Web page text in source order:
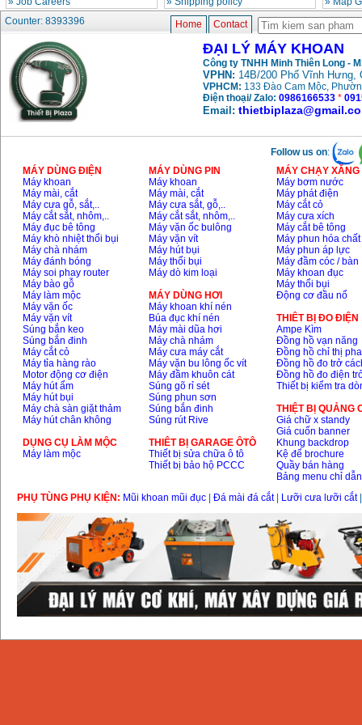
May khoan bua
Makita HP1630
(16mm) 710W
May khoan Bosch
GSB 13RE (650W)
hop giay
Price:
Price
1132000
Bang gia may khoan
Bosch 2024
Price:884000 VND
May khoan Bosch
GBH 2-24RE (790W)
Price:
Counter: 8393396
Home Contact
ĐẠI LÝ MÁY KHOAN
Công ty TNHH Minh Thiên Long -
VPHN: 14B/200 Phố Vĩnh Hưng,
VPHCM: 133 Đào Cam Mộc,
Điện thoại/ Zalo: 0986166533 *
Email:
Follow us on:
MÁY DÙNG ĐIỆN
Máy khoan
Máy mài, cắt
Máy cưa gỗ, sắt,..
Máy cắt sắt, nhôm,..
Máy đục bê tông
Máy khò nhiệt thổi bụi
Máy chà nhám
Máy đánh bóng
Máy soi phay router
Máy bào gỗ
Máy làm mộc
Máy vặn ốc
Máy vặn vít
Súng bắn keo
Súng bắn đinh
Máy cắt cỏ
Máy tỉa hàng rào
Motor động cơ điện
Máy hút ẩm
Máy hút bụi
Máy chà sàn giặt thảm
Máy hút chân không
DỤNG CỤ LÀM MỘC
Máy làm mộc
MÁY DÙNG PIN
Máy khoan
Máy mài, cắt
Máy cưa sắt, gỗ,..
Máy cắt sắt, nhôm,..
Máy vặn ốc bulông
Máy vặn vít
Máy hút bụi
Máy thổi bụi
Máy dò kim loại
MÁY DÙNG HƠI
Máy khoan khí nén
Búa đục khí nén
Máy mài dũa hơi
Máy chà nhám
Máy cưa máy cắt
Máy vặn bu lông ốc vít
Máy đầm khuôn cát
Súng gõ rỉ sét
Súng phun sơn
Súng bắn đinh
Súng rút Rive
THIÊT BỊ GARAGE ÔTÔ
Thiết bị sửa chữa ô tô
Thiết bị bảo hộ PCCC
MÁY CHẠY
Máy bơm nước
Máy phát điện
Máy cắt cỏ
Máy cưa xích
Máy cắt bê tông
Máy phun hóa chất
Máy phun áp lực
Máy đầm cóc / bàn
Máy khoan đục
Máy thổi bụi
Động cơ đầu nổ
THIÊT BỊ ĐO ĐIỆN
Ampe Kìm
Đồng hồ vạn năng
Đồng hồ chỉ thị pha
Đồng hồ đo trở
Đồng hồ đo điện
Thiết bị kiểm tra
THIỆT BỊ QUẢNG
Giá chữ x standy
Giá cuốn banner
Khung backdrop
Kệ để brochure
Quầy bán hàng
Bảng menu chỉ dẫn
PHỤ TÙNG PHỤ KIỆN: Mũi khoan mũi đục Đá mài đá cắt| Lưỡi cưa lưỡi cắt